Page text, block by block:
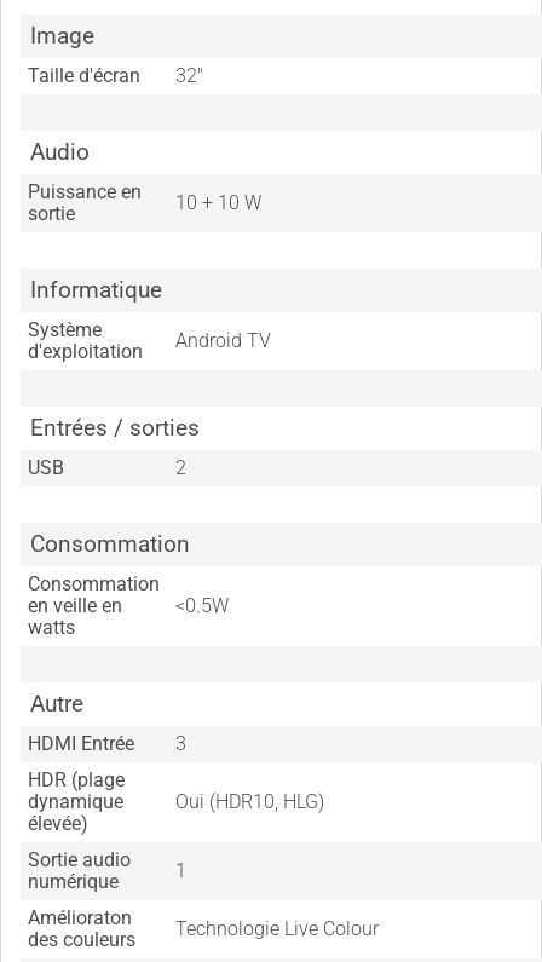
Image
Taille d'écran 32"
Audio
Puissance en
sortie
10 + 10 W
Informatique
Système
d'exploitation
Android TV
Entrées / sorties
USB 2
Consommation
Consommation
en veille en
watts
<0.5W
Autre
HDMI Entrée
3
HDR (plage
dynamique
élevée)
Oui (HDR10, HLG)
Sortie audio
numérique
1
Amélioraton
des couleurs
Technologie Live Colour